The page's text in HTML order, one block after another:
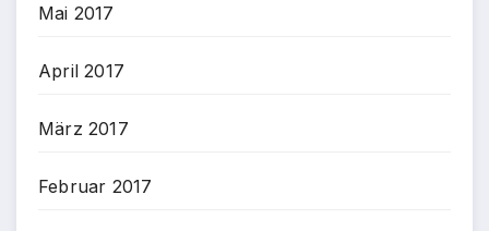
Mai 2017
April 2017
März 2017
Februar 2017